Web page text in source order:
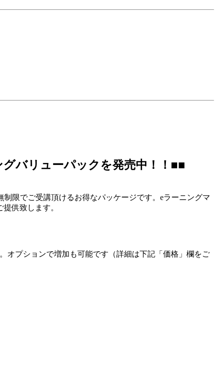
グバリューパックを発売中！！■■
限でご受講頂けるお得なパッケージです。eラーニングマ
供致します。
オプションで増加も可能です（詳細は下記「価格」欄をご